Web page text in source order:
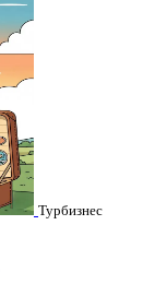
Турбизнес